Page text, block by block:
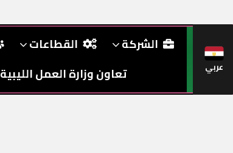
عربي
الشركة القطاعات
تعاون وزارة العمل الليبية